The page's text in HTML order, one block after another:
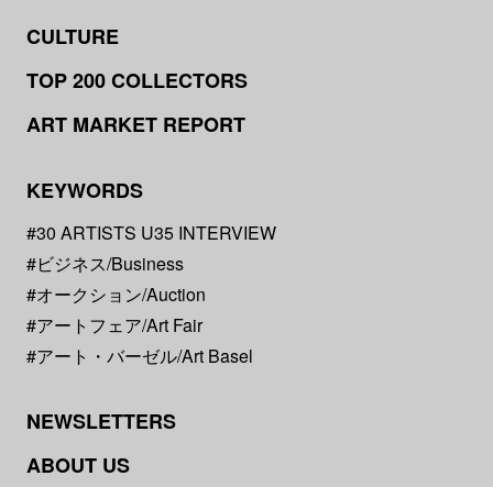
CULTURE
TOP 200 COLLECTORS
ART MARKET REPORT
KEYWORDS
#30 ARTISTS U35 INTERVIEW
#ビジネス/Business
#オークション/Auction
#アートフェア/Art Fair
#アート・バーゼル/Art Basel
NEWSLETTERS
ABOUT US